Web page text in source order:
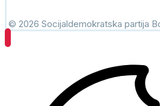
© 2026 Socijaldemokratska partija